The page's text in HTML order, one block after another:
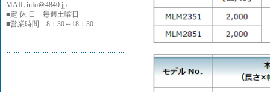
MAIL info＠4840.jp
■定 休 日 毎週土曜日
■営業時間 8：30～18：30